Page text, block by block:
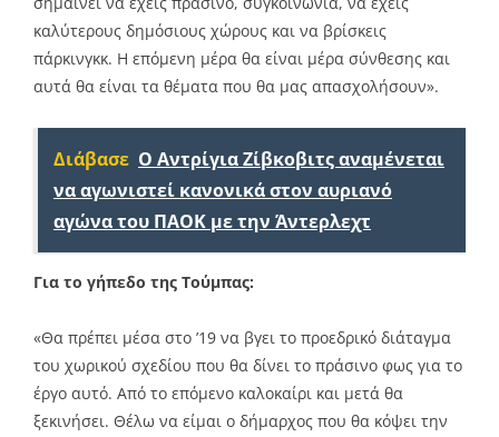
καλύτερους δημόσιους χώρους και να βρίσκεις
πάρκινγκκ. Η επόμενη μέρα θα είναι μέρα σύνθεσης και
αυτά θα είναι τα θέματα που θα μας απασχολήσουν».
Διάβασε Ο Αντρίγια Ζίβκοβιτς αναμένεται
να αγωνιστεί κανονικά στον αυριανό
αγώνα του ΠΑΟΚ με την Άντερλεχτ
Για το γήπεδο της Τούμπας:
«Θα πρέπει μέσα στο ’19 να βγει το προεδρικό διάταγμα
του χωρικού σχεδίου που θα δίνει το πράσινο φως για το
έργο αυτό. Από το επόμενο καλοκαίρι και μετά θα
ξεκινήσει. Θέλω να είμαι ο δήμαρχος που θα κόψει την